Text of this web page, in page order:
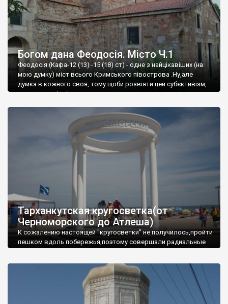
Богом дана Феодосія. Місто Ч.1
Феодосія (Кафа-12 (13) -15 (18) ст) - одне з найцікавіших (на
мою думку) міст всього Кримського півострова .Ну,але
думка в кожного своя, тому щоби розвіяти цей субєктивізм,
запрошую відвідати це
Тарханкутская кругосветка(от
Черноморского до Атлеша)
К сожалению настоящей "кругосветки" не получилось,пройти
пешком вдоль побережья,поэтому совершали радиальные